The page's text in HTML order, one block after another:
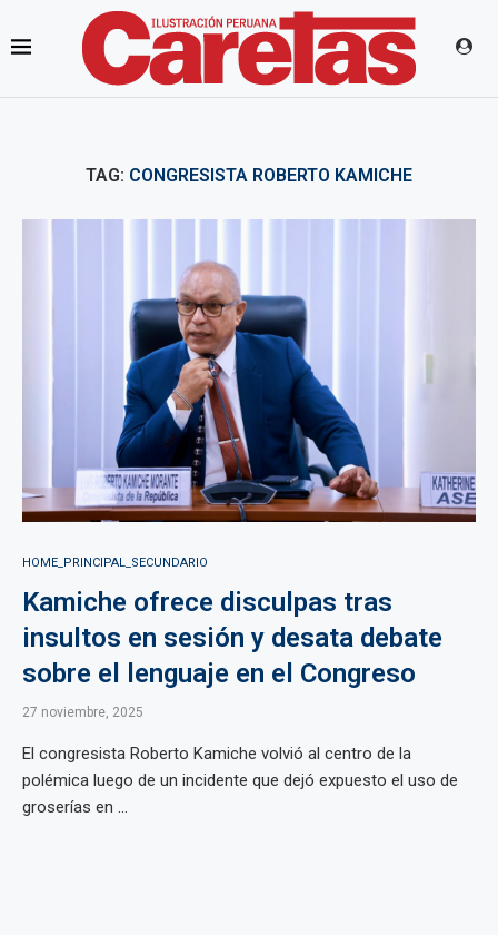
TAG: CONGRESISTA ROBERTO KAMICHE
HOME_PRINCIPAL_SECUNDARIO
Kamiche ofrece disculpas tras
insultos en sesión y desata debate
sobre el lenguaje en el Congreso
27 noviembre, 2025
El congresista Roberto Kamiche volvió al centro de la
polémica luego de un incidente que dejó expuesto el uso de
groserías en ...